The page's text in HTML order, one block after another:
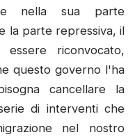
nella sua parte
la parte repressiva, il
riconvocato,
questo governo l'ha
cancellare la
di interventi che
nel nostro